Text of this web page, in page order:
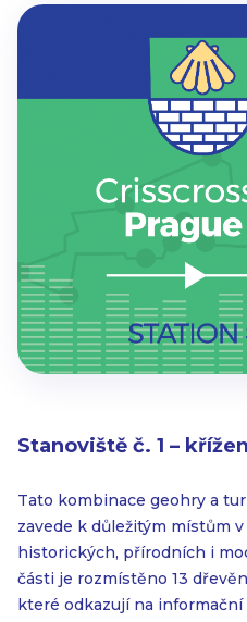
Stanoviště č. 1 –
Tato kombinace geohry a
zavede k důležitým místům
historických, přírodních i
části je rozmístěno 13
které odkazují na informační